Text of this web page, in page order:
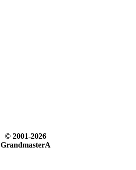
© 2001-2026
GrandmasterA